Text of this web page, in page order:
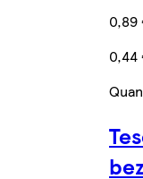
0,89